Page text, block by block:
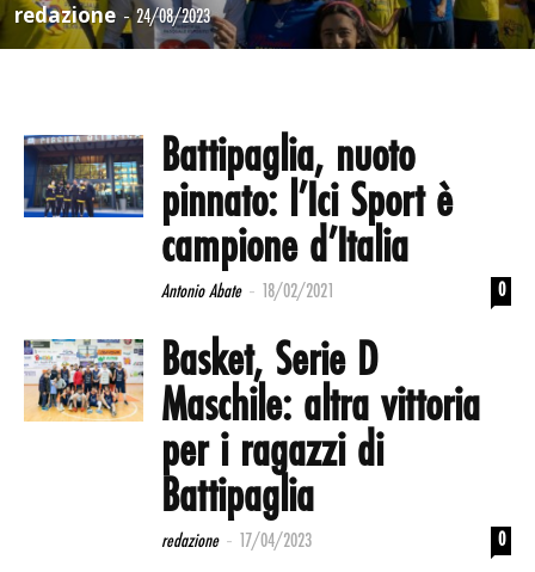
redazione - 24/08/2023
Battipaglia, nuoto
pinnato: l’Ici Sport è
campione d’Italia
Antonio Abate - 18/02/2021 0
Basket, Serie D
Maschile: altra vittoria
per i ragazzi di
Battipaglia
redazione - 17/04/2023 0